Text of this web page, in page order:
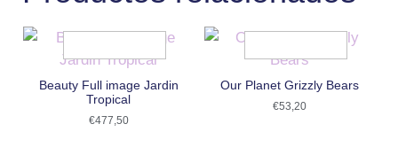
Beauty Full image Jardin
Tropical
€477,50
Our Planet Grizzly Bears
€53,20